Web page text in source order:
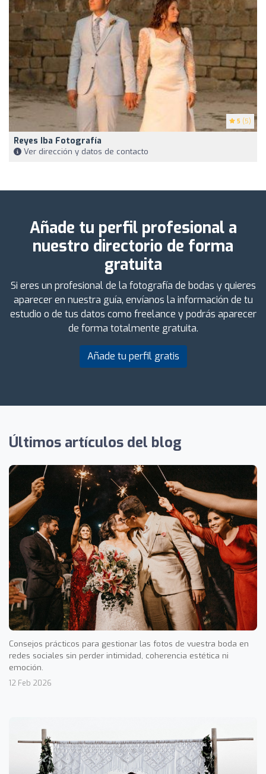
5 (5)
Reyes Iba Fotografía
Ver dirección y datos de contacto
Añade tu perfil profesional a
nuestro directorio de forma
gratuita
Si eres un profesional de la fotografía de bodas y quieres
aparecer en nuestra guía, envíanos la información de tu
estudio o de tus datos como freelance y podrás aparecer
de forma totalmente gratuita.
Añade tu perfil gratis
Últimos artículos del blog
Consejos prácticos para gestionar las fotos de vuestra boda en
redes sociales sin perder intimidad, coherencia estética ni
emoción.
12 Feb 2026